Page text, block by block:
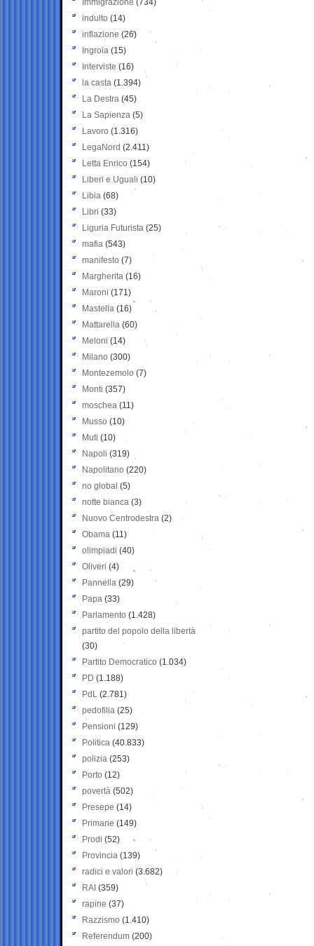
Immigrazione (734)
indulto (14)
inflazione (26)
Ingroia (15)
Interviste (16)
la casta (1.394)
La Destra (45)
La Sapienza (5)
Lavoro (1.316)
LegaNord (2.411)
Letta Enrico (154)
Liberi e Uguali (10)
Libia (68)
Libri (33)
Liguria Futurista (25)
mafia (543)
manifesto (7)
Margherita (16)
Maroni (171)
Mastella (16)
Mattarella (60)
Meloni (14)
Milano (300)
Montezemolo (7)
Monti (357)
moschea (11)
Musso (10)
Muti (10)
Napoli (319)
Napolitano (220)
no global (5)
notte bianca (3)
Nuovo Centrodestra (2)
Obama (11)
olimpiadi (40)
Oliveri (4)
Pannella (29)
Papa (33)
Parlamento (1.428)
partito del popolo della libertà
(30)
Partito Democratico (1.034)
PD (1.188)
PdL (2.781)
pedofilia (25)
Pensioni (129)
Politica (40.833)
polizia (253)
Porto (12)
povertà (502)
Presepe (14)
Primarie (149)
Prodi (52)
Provincia (139)
radici e valori (3.682)
RAI (359)
rapine (37)
Razzismo (1.410)
Referendum (200)